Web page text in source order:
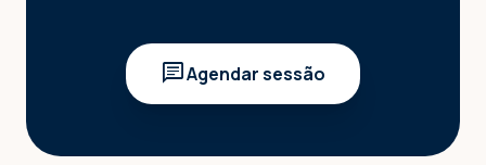
chatAgendar sessão